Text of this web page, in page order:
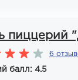
пиццерий
6
балл: 4.5